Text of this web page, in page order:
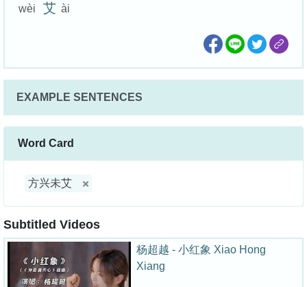
wèi 艾 ài
EXAMPLE SENTENCES
Word Card
方兴未艾
Subtitled Videos
杨超越 - 小红象 Xiao Hong
Xiang